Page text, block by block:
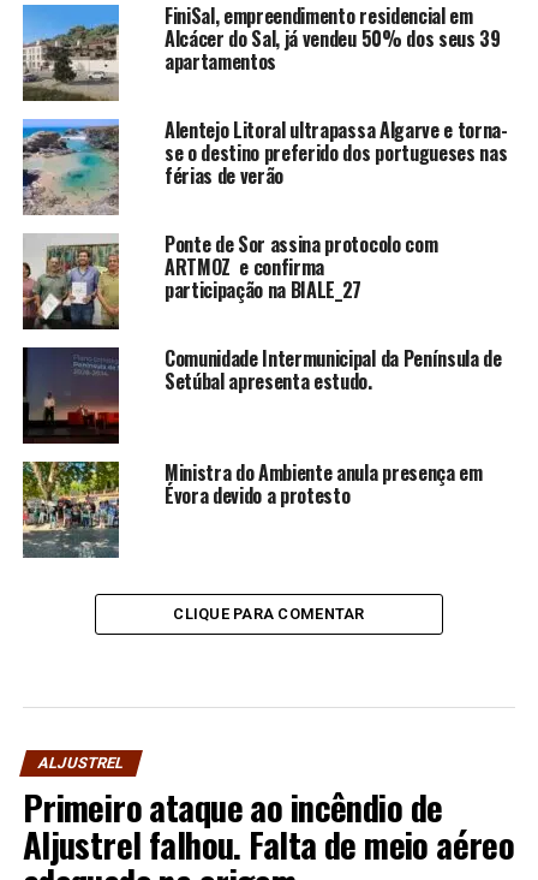
FiniSal, empreendimento residencial em
Alcácer do Sal, já vendeu 50% dos seus 39
apartamentos
Alentejo Litoral ultrapassa Algarve e torna-
se o destino preferido dos portugueses nas
férias de verão
Ponte de Sor assina protocolo com
ARTMOZ e confirma
participação na BIALE_27
Comunidade Intermunicipal da Península de
Setúbal apresenta estudo.
Ministra do Ambiente anula presença em
Évora devido a protesto
CLIQUE PARA COMENTAR
ALJUSTREL
Primeiro ataque ao incêndio de
Aljustrel falhou. Falta de meio aéreo